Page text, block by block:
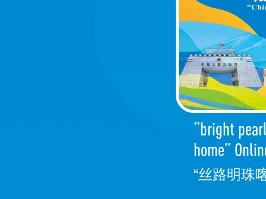
“bright
home”
“丝路明珠